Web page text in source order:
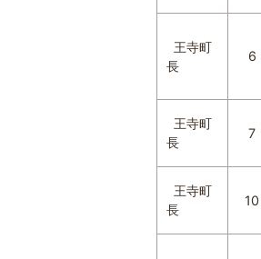
王寺町
長
6
王寺町
長
7
王寺町
長
10